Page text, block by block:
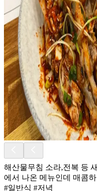
해산물무침 소라,전복 등
에서 나온 메뉴인데 매콤
#일반식 #저녁